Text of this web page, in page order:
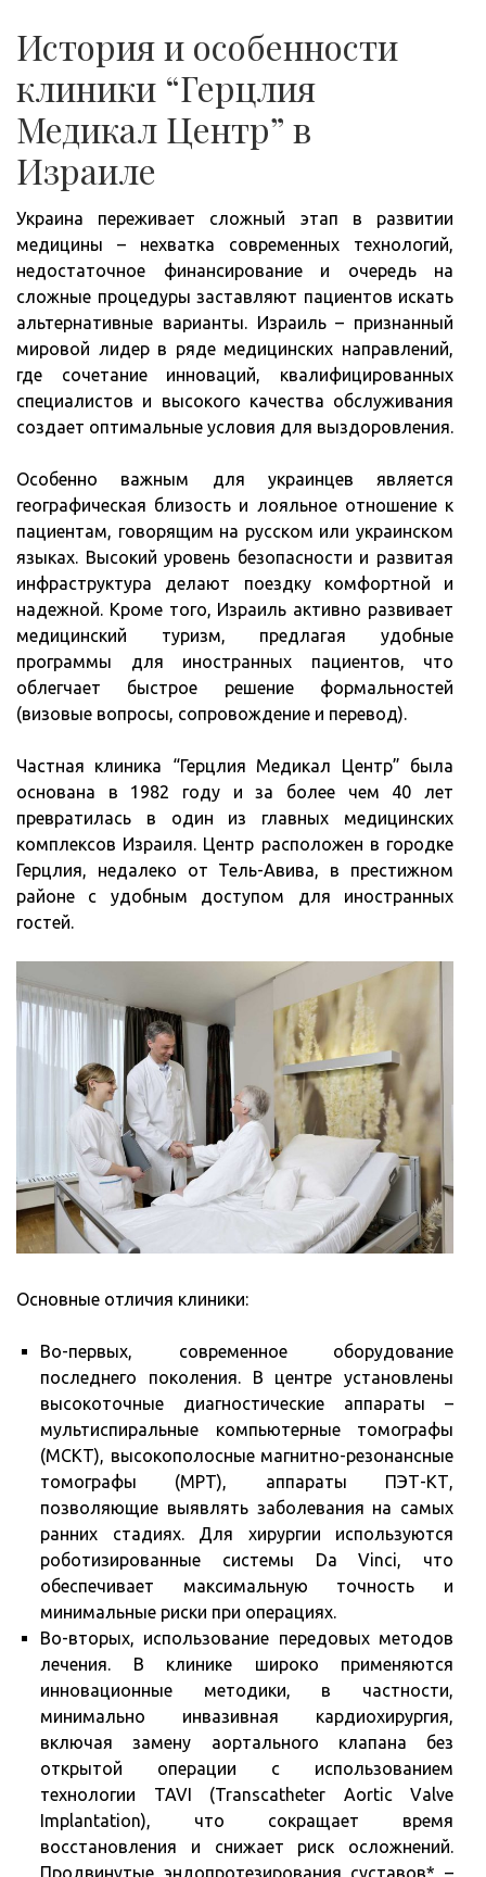
История и особенности
клиники “Герцлия
Медикал Центр” в
Израиле
Украина переживает сложный этап в развитии
медицины – нехватка современных технологий,
недостаточное финансирование и очередь на
сложные процедуры заставляют пациентов искать
альтернативные варианты. Израиль – признанный
мировой лидер в ряде медицинских направлений,
где сочетание инноваций, квалифицированных
специалистов и высокого качества обслуживания
создает оптимальные условия для выздоровления.
Особенно важным для украинцев является
географическая близость и лояльное отношение к
пациентам, говорящим на русском или украинском
языках. Высокий уровень безопасности и развитая
инфраструктура делают поездку комфортной и
надежной. Кроме того, Израиль активно развивает
медицинский туризм, предлагая удобные
программы для иностранных пациентов, что
облегчает быстрое решение формальностей
(визовые вопросы, сопровождение и перевод).
Частная клиника “Герцлия Медикал Центр” была
основана в 1982 году и за более чем 40 лет
превратилась в один из главных медицинских
комплексов Израиля. Центр расположен в городке
Герцлия, недалеко от Тель-Авива, в престижном
районе с удобным доступом для иностранных
гостей.
Основные отличия клиники:
Во-первых, современное оборудование
последнего поколения. В центре установлены
высокоточные диагностические аппараты –
мультиспиральные компьютерные томографы
(МСКТ), высокополосные магнитно-резонансные
томографы (МРТ), аппараты ПЭТ-КТ,
позволяющие выявлять заболевания на самых
ранних стадиях. Для хирургии используются
роботизированные системы Da Vinci, что
обеспечивает максимальную точность и
минимальные риски при операциях.
Во-вторых, использование передовых методов
лечения. В клинике широко применяются
инновационные методики, в частности,
минимально инвазивная кардиохирургия,
включая замену аортального клапана без
открытой операции с использованием
технологии TAVI (Transcatheter Aortic Valve
Implantation), что сокращает время
восстановления и снижает риск осложнений.
Продвинутые эндопротезирования суставов* –